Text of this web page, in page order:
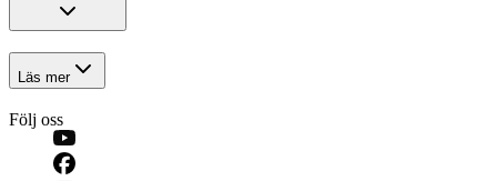
Läs mer
Följ oss